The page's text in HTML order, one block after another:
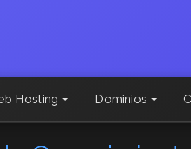
Hosting Dominios